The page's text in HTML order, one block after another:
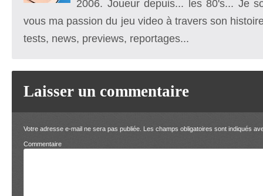
2006. Joueur depuis... les 80's... Je
vous ma passion du jeu video à travers son
tests, news, previews, reportages...
Laisser un commentaire
Votre adresse e-mail ne sera pas publiée. Les champs obligatoires sont indiqués